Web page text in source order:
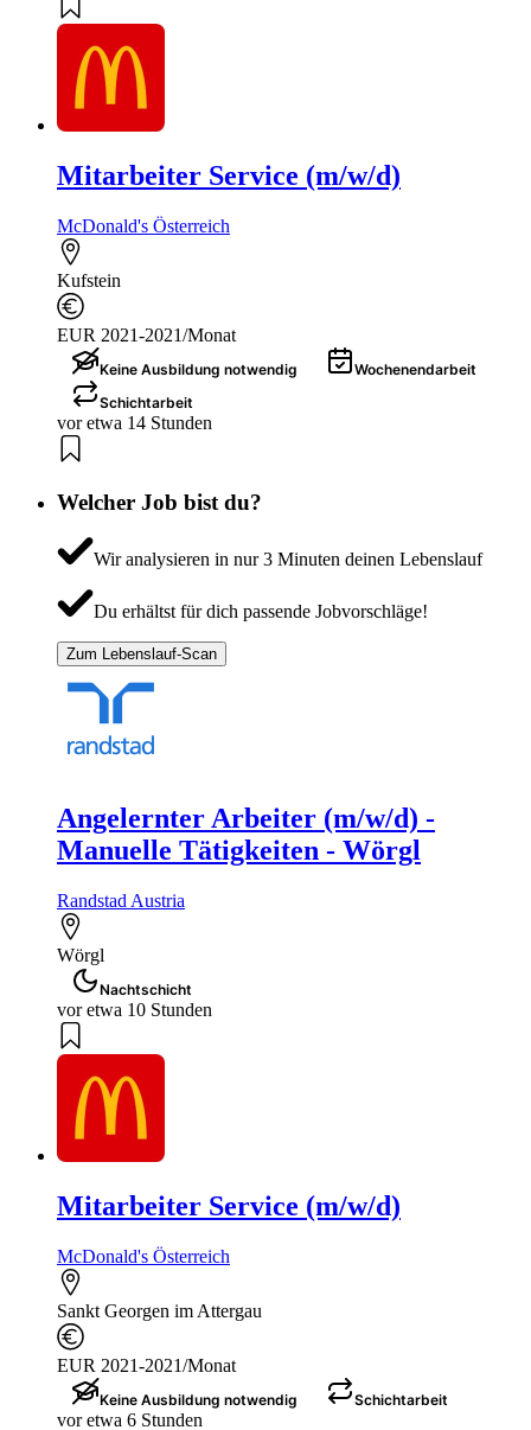
Mitarbeiter Service (m/w/d)
McDonald's Österreich
Kufstein
EUR 2021-2021/Monat
Keine Ausbildung notwendig
Wochenendarbeit
Schichtarbeit
vor etwa 14 Stunden
Welcher Job bist du?
Wir analysieren in nur 3 Minuten deinen Lebenslauf
Du erhältst für dich passende Jobvorschläge!
Zum Lebenslauf-Scan
Angelernter Arbeiter (m/w/d) -
Manuelle Tätigkeiten - Wörgl
Randstad Austria
Wörgl
Nachtschicht
vor etwa 10 Stunden
Mitarbeiter Service (m/w/d)
McDonald's Österreich
Sankt Georgen im Attergau
EUR 2021-2021/Monat
Keine Ausbildung notwendig Schichtarbeit
vor etwa 6 Stunden